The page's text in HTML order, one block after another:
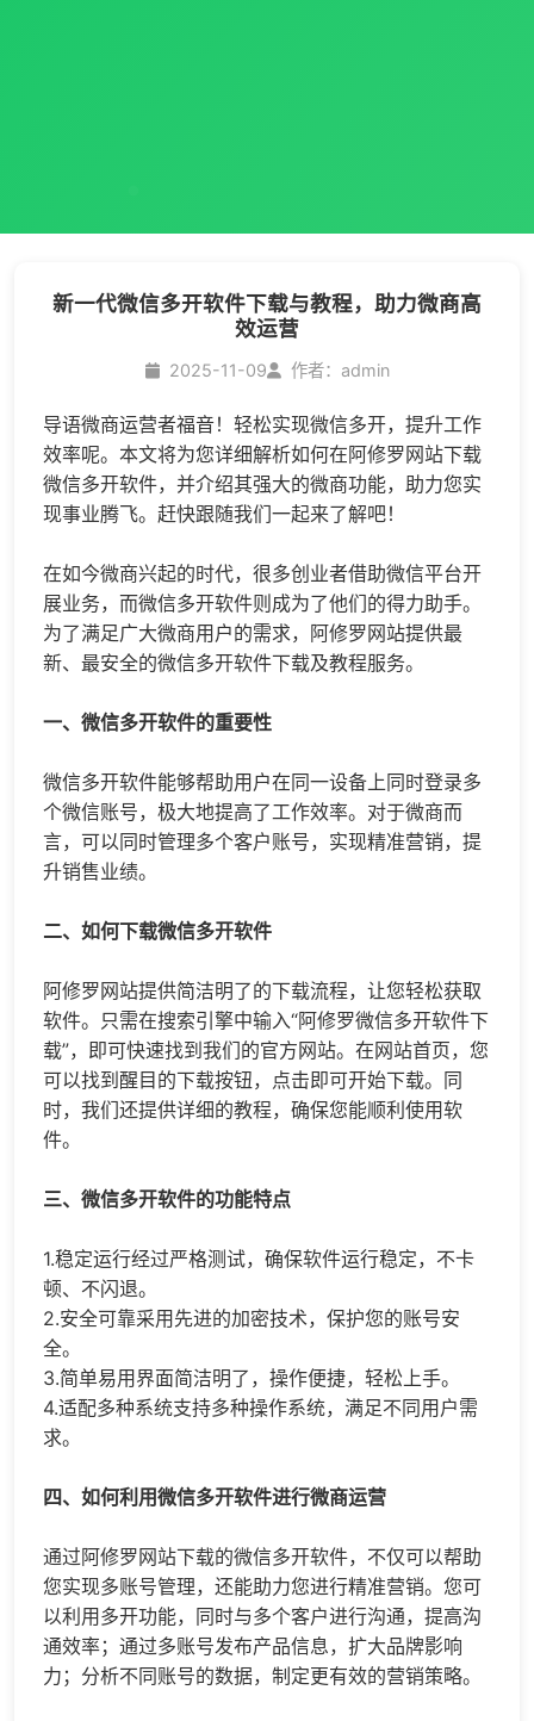
新一代微信多开软件下载与教程，助力微商高
效运营
2025-11-09 作者：admin
导语微商运营者福音！轻松实现微信多开，提升工作
效率呢。本文将为您详细解析如何在阿修罗网站下载
微信多开软件，并介绍其强大的微商功能，助力您实
现事业腾飞。赶快跟随我们一起来了解吧！
在如今微商兴起的时代，很多创业者借助微信平台开
展业务，而微信多开软件则成为了他们的得力助手。
为了满足广大微商用户的需求，阿修罗网站提供最
新、最安全的微信多开软件下载及教程服务。
一、微信多开软件的重要性
微信多开软件能够帮助用户在同一设备上同时登录多
个微信账号，极大地提高了工作效率。对于微商而
言，可以同时管理多个客户账号，实现精准营销，提
升销售业绩。
二、如何下载微信多开软件
阿修罗网站提供简洁明了的下载流程，让您轻松获取
软件。只需在搜索引擎中输入“阿修罗微信多开软件下
载”，即可快速找到我们的官方网站。在网站首页，您
可以找到醒目的下载按钮，点击即可开始下载。同
时，我们还提供详细的教程，确保您能顺利使用软
件。
三、微信多开软件的功能特点
1.稳定运行经过严格测试，确保软件运行稳定，不卡
顿、不闪退。
2.安全可靠采用先进的加密技术，保护您的账号安
全。
3.简单易用界面简洁明了，操作便捷，轻松上手。
4.适配多种系统支持多种操作系统，满足不同用户需
求。
四、如何利用微信多开软件进行微商运营
通过阿修罗网站下载的微信多开软件，不仅可以帮助
您实现多账号管理，还能助力您进行精准营销。您可
以利用多开功能，同时与多个客户进行沟通，提高沟
通效率；通过多账号发布产品信息，扩大品牌影响
力；分析不同账号的数据，制定更有效的营销策略。